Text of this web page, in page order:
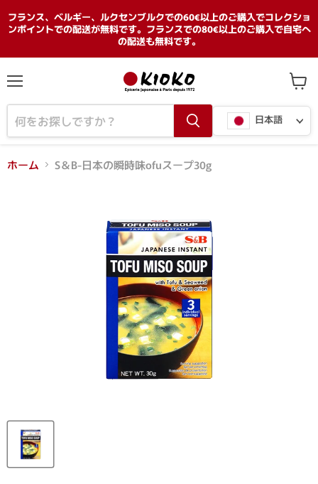
フランス、ベルギー、ルクセンブルクでの60€以上のご購入でコレクショ
ンポイントでの配送が無料です。フランスでの80€以上のご購入で自宅へ
の配送も無料です。
ニ
ュ
ー
言
語
日本語
ー
ト
見
ホーム S＆B-日本の瞬時味ofuスープ30g